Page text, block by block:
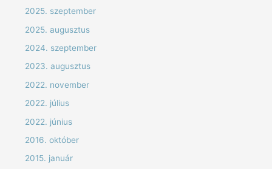
2025. szeptember
2025. augusztus
2024. szeptember
2023. augusztus
2022. november
2022. július
2022. június
2016. október
2015. január